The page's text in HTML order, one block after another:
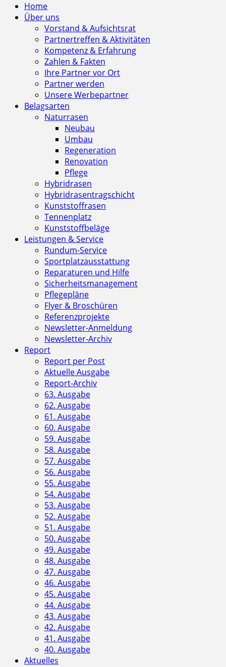
Home
Über uns
Vorstand & Aufsichtsrat
Partnertreffen & Aktivitäten
Kompetenz & Erfahrung
Zahlen & Fakten
Ihre Partner vor Ort
Partner werden
Unsere Werbepartner
Belagsarten
Naturrasen
Neubau
Umbau
Regeneration
Renovation
Pflege
Hybridrasen
Hybridrasentragschicht
Kunststoffrasen
Tennenplatz
Kunststoffbeläge
Leistungen & Service
Rundum-Service
Sportplatzausstattung
Reparaturen und Hilfe
Sicherheitsmanagement
Pflegepläne
Flyer & Broschüren
Referenzprojekte
Newsletter-Anmeldung
Newsletter-Archiv
Report
Report per Post
Aktuelle Ausgabe
Report-Archiv
63. Ausgabe
62. Ausgabe
61. Ausgabe
60. Ausgabe
59. Ausgabe
58. Ausgabe
57. Ausgabe
56. Ausgabe
55. Ausgabe
54. Ausgabe
53. Ausgabe
52. Ausgabe
51. Ausgabe
50. Ausgabe
49. Ausgabe
48. Ausgabe
47. Ausgabe
46. Ausgabe
45. Ausgabe
44. Ausgabe
43. Ausgabe
42. Ausgabe
41. Ausgabe
40. Ausgabe
Aktuelles